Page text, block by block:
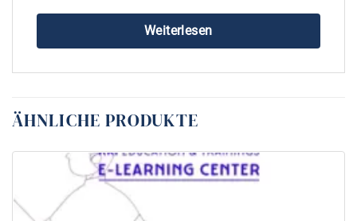
Weiterlesen
ÄHNLICHE PRODUKTE